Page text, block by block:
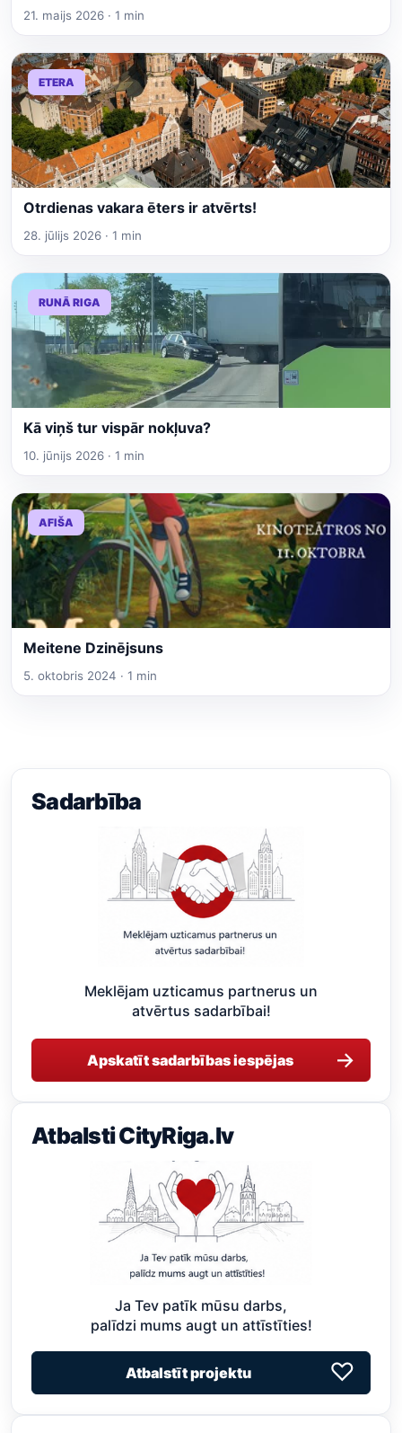
21. maijs 2026 · 1 min
ETERA
Otrdienas vakara ēters ir atvērts!
28. jūlijs 2026 · 1 min
RUNĀ RIGA
Kā viņš tur vispār nokļuva?
10. jūnijs 2026 · 1 min
AFIŠA
Meitene Dzinējsuns
5. oktobris 2024 · 1 min
Sadarbība
Meklējam uzticamus partnerus un
atvērtus sadarbībai!
Apskatīt sadarbības iespējas →
Atbalsti CityRiga.lv
Ja Tev patīk mūsu darbs,
palīdzi mums augt un attīstīties!
Atbalstīt projektu ♡